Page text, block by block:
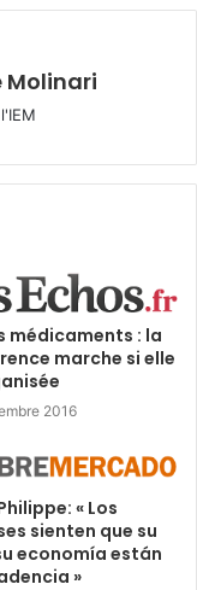
Molinari
médicaments : la
marche si elle
2016
« Los
sienten que su
economía están
»